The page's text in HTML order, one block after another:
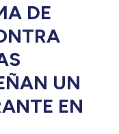
DE
UN
EN